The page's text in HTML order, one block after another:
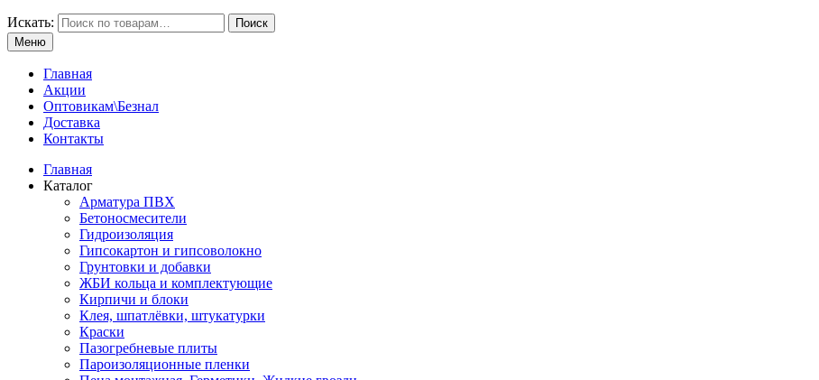
Искать:
Поиск
Меню
Главная
Акции
Оптовикам\Безнал
Доставка
Контакты
Главная
Каталог
Арматура ПВХ
Бетоносмесители
Гидроизоляция
Гипсокартон и гипсоволокно
Грунтовки и добавки
ЖБИ кольца и комплектующие
Кирпичи и блоки
Клея, шпатлёвки, штукатурки
Краски
Пазогребневые плиты
Пароизоляционные пленки